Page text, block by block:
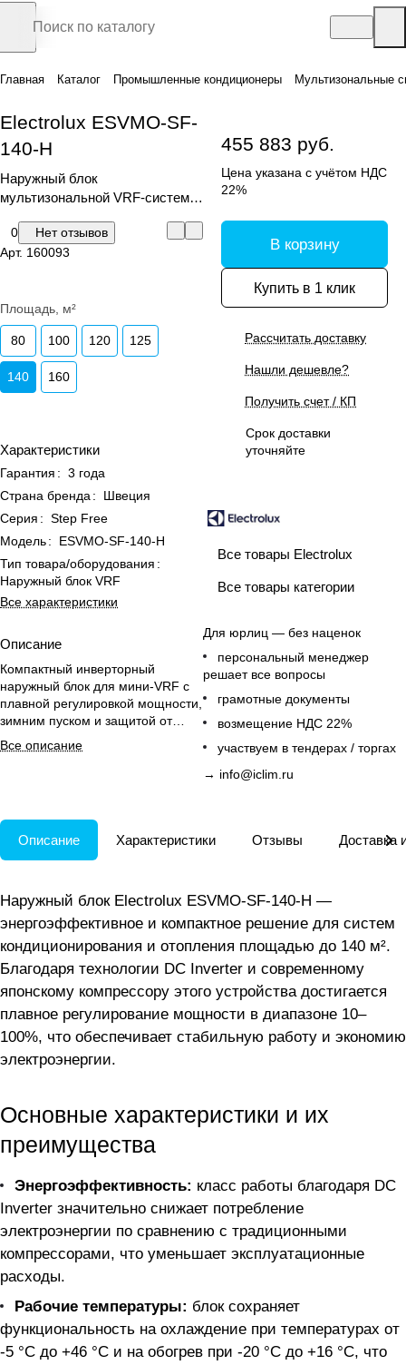
Главная Каталог Промышленные кондиционеры Мультизональные
Electrolux ESVMO-SF-
140-H
Наружный блок
мультизональной VRF-системы,
0
Нет отзывов
Арт. 160093
Площадь, м²
80 100 120 125
140 160
Характеристики
Гарантия : 3 года
Страна бренда :
Швеция
Серия : Step Free
Модель:
ESVMO-SF-140-H
Тип товара/оборудования :
Наружный блок VRF
Все характеристики
Описание
Компактный инверторный
наружный блок для мини-VRF с
плавной регулировкой мощности,
зимним пуском и защитой от
обмерзания.
Все описание
455 883 руб.
Цена указана с учётом НДС
22%
В корзину
Купить в 1 клик
Рассчитать доставку
Нашли дешевле?
Получить счет / КП
Срок доставки
уточняйте
Все товары Electrolux
Все товары категории
Для юрлиц — без наценок
персональный менеджер
решает все вопросы
грамотные документы
возмещение НДС 22%
участвуем в тендерах / торгах
→ info@iclim.ru
Описание Характеристики Отзывы Доставка
Наружный блок Electrolux ESVMO-SF-140-H —
энергоэффективное и компактное решение для систем
кондиционирования и отопления площадью до 140 м².
Благодаря технологии DC Inverter и современному
японскому компрессору этого устройства достигается
плавное регулирование мощности в диапазоне 10–
100%, что обеспечивает стабильную работу и экономию
электроэнергии.
Основные характеристики и их
преимущества
Энергоэффективность: класс работы благодаря DC
Inverter значительно снижает потребление
электроэнергии по сравнению с традиционными
компрессорами, что уменьшает эксплуатационные
расходы.
Рабочие температуры: блок сохраняет
функциональность на охлаждение при температурах от
-5 °C до +46 °C и на обогрев при -20 °C до +16 °C, что